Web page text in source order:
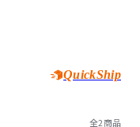
QuickShip
全2商品